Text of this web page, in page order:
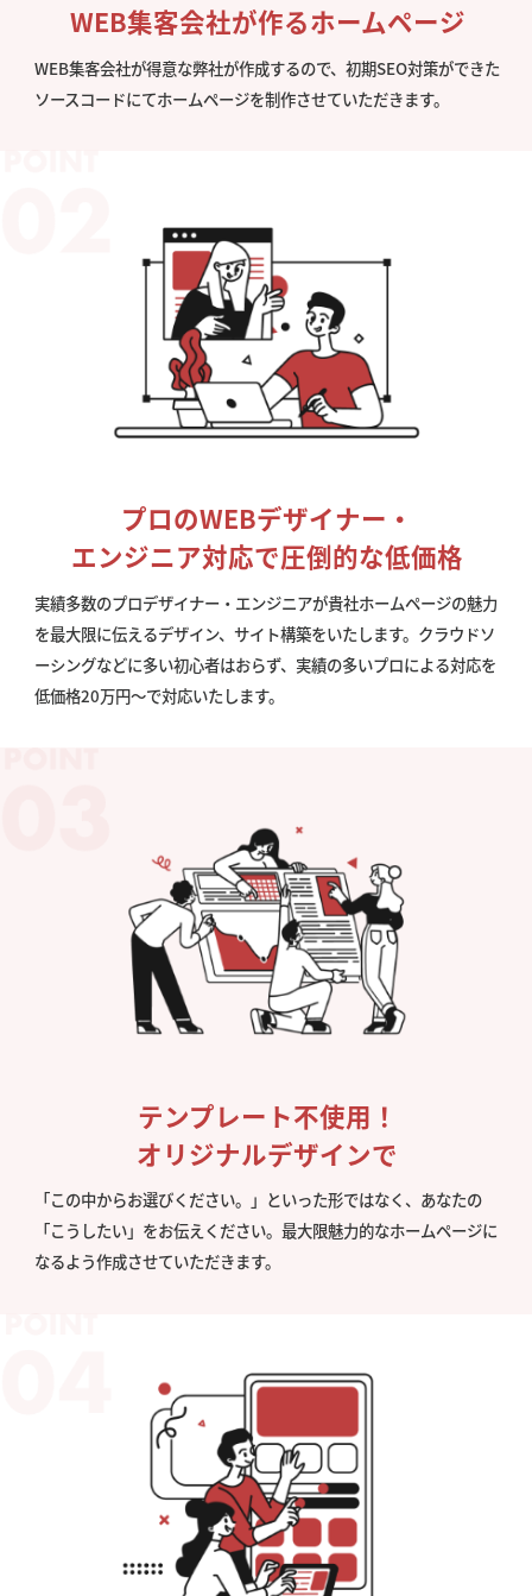
WEB集客会社が作るホームページ
WEB集客会社が得意な弊社が作成するので、初期SEO対策ができた
ソースコードにてホームページを制作させていただきます。
プロのWEBデザイナー・
エンジニア対応で圧倒的な低価格
実績多数のプロデザイナー・エンジニアが貴社ホームページの魅力
を最大限に伝えるデザイン、サイト構築をいたします。クラウドソ
ーシングなどに多い初心者はおらず、実績の多いプロによる対応を
低価格20万円〜で対応いたします。
テンプレート不使用！
オリジナルデザインで
「この中からお選びください。」といった形ではなく、あなたの
「こうしたい」をお伝えください。最大限魅力的なホームページに
なるよう作成させていただきます。